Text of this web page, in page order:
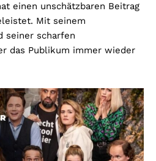
einen unschätzbaren Beitrag
Mit seinem
seiner scharfen
das Publikum immer wieder